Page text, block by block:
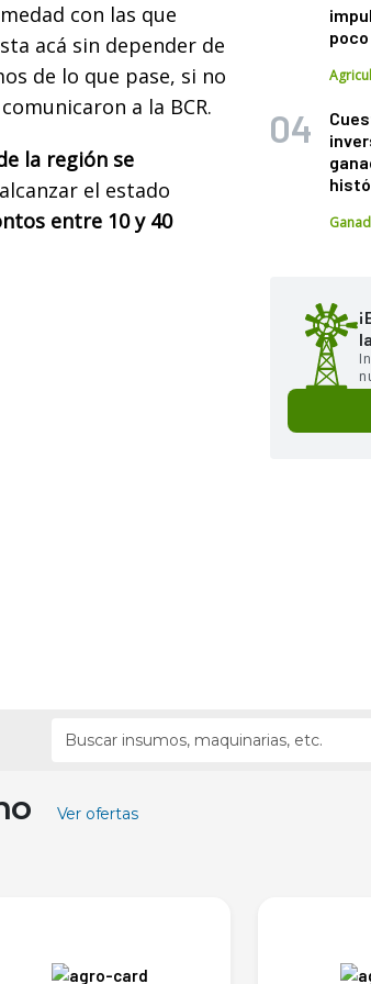
con las que
acá sin depender de
de lo que pase, si no
a la BCR.
la región se
el estado
entre 10 y 40
Ver ofertas